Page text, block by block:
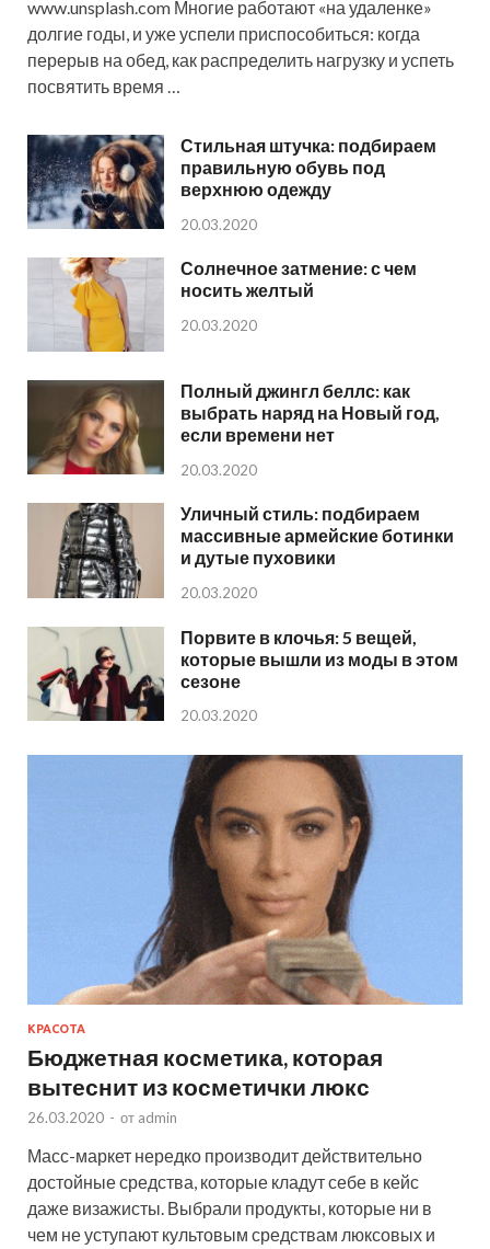
www.unsplash.com Многие работают «на удаленке»
долгие годы, и уже успели приспособиться: когда
перерыв на обед, как распределить нагрузку и успеть
посвятить время …
Стильная штучка: подбираем
правильную обувь под
верхнюю одежду
20.03.2020
Солнечное затмение: с чем
носить желтый
20.03.2020
Полный джингл беллс: как
выбрать наряд на Новый год,
если времени нет
20.03.2020
Уличный стиль: подбираем
массивные армейские ботинки
и дутые пуховики
20.03.2020
Порвите в клочья: 5 вещей,
которые вышли из моды в этом
сезоне
20.03.2020
КРАСОТА
Бюджетная косметика, которая
вытеснит из косметички люкс
26.03.2020 - от admin
Масс-маркет нередко производит действительно
достойные средства, которые кладут себе в кейс
даже визажисты. Выбрали продукты, которые ни в
чем не уступают культовым средствам люксовых и